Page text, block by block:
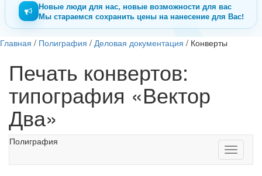
Новые люди для нас, новые возможности для вас
Мы стараемся сохранить цены на нанесение для Вас!
Главная / Полиграфия / Деловая документация / Конверты
Печать конвертов:
типография «Вектор
Два»
Полиграфия
Toggle